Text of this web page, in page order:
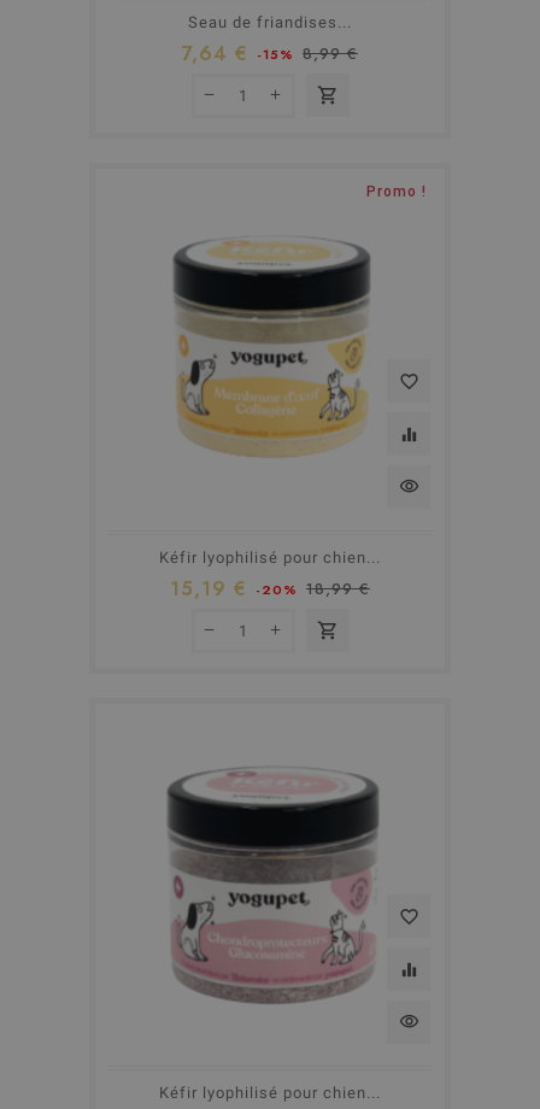
Seau de friandises...
7,64 € -15% 8,99 €
shopping_cart
Promo !
favorite_border
equalizer
visibility
Kéfir lyophilisé pour chien...
15,19 € -20% 18,99 €
shopping_cart
favorite_border
equalizer
visibility
Kéfir lyophilisé pour chien...